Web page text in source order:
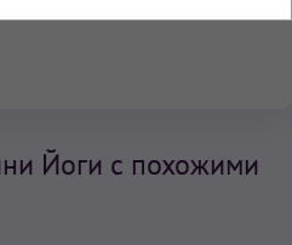
Йоги с похожими